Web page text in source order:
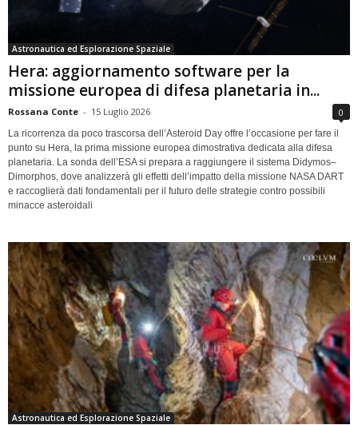
Astronautica ed Esplorazione Spaziale
Hera: aggiornamento software per la
missione europea di difesa planetaria in...
Rossana Conte - 15 Luglio 2026 0
La ricorrenza da poco trascorsa dell’Asteroid Day offre l’occasione per fare il
punto su Hera, la prima missione europea dimostrativa dedicata alla difesa
planetaria. La sonda dell’ESA si prepara a raggiungere il sistema Didymos–
Dimorphos, dove analizzerà gli effetti dell’impatto della missione NASA DART
e raccoglierà dati fondamentali per il futuro delle strategie contro possibili
minacce asteroidali
Astronautica ed Esplorazione Spaziale